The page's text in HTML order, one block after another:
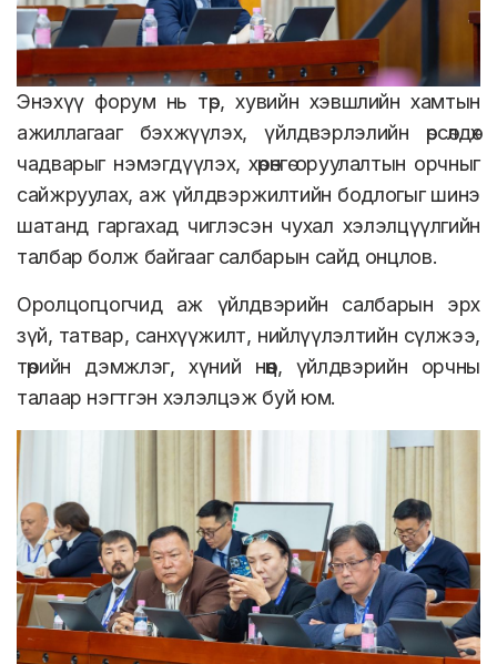
Энэхүү форум нь төр, хувийн хэвшлийн хамтын
ажиллагааг бэхжүүлэх, үйлдвэрлэлийн өрсөлдөх
чадварыг нэмэгдүүлэх, хөрөнгө оруулалтын орчныг
сайжруулах, аж үйлдвэржилтийн бодлогыг шинэ
шатанд гаргахад чиглэсэн чухал хэлэлцүүлгийн
талбар болж байгааг салбарын сайд онцлов.
Оролцогцогчид аж үйлдвэрийн салбарын эрх
зүй, татвар, санхүүжилт, нийлүүлэлтийн сүлжээ,
төрийн дэмжлэг, хүний нөөц, үйлдвэрийн орчны
талаар нэгтгэн хэлэлцэж буй юм.